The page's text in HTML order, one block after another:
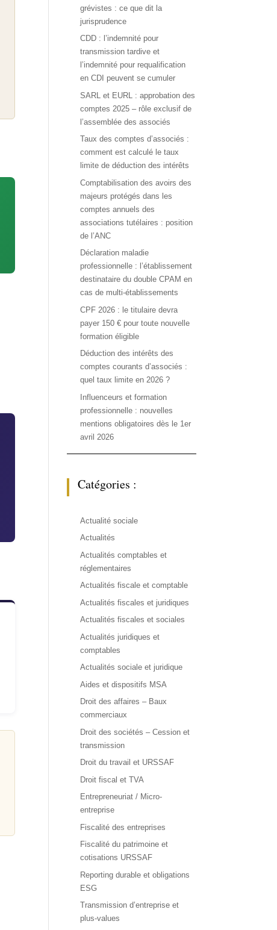
grévistes : ce que dit la
jurisprudence
CDD : l’indemnité pour
transmission tardive et
l’indemnité pour requalification
en CDI peuvent se cumuler
SARL et EURL : approbation des
comptes 2025 – rôle exclusif de
l’assemblée des associés
Taux des comptes d’associés :
comment est calculé le taux
limite de déduction des intérêts
Comptabilisation des avoirs des
majeurs protégés dans les
comptes annuels des
associations tutélaires : position
de l’ANC
Déclaration maladie
professionnelle : l’établissement
destinataire du double CPAM en
cas de multi-établissements
CPF 2026 : le titulaire devra
payer 150 € pour toute nouvelle
formation éligible
Déduction des intérêts des
comptes courants d’associés :
quel taux limite en 2026 ?
Influenceurs et formation
professionnelle : nouvelles
mentions obligatoires dès le 1er
avril 2026
Catégories :
Actualité sociale
Actualités
Actualités comptables et
réglementaires
Actualités fiscale et comptable
Actualités fiscales et juridiques
Actualités fiscales et sociales
Actualités juridiques et
comptables
Actualités sociale et juridique
Aides et dispositifs MSA
Droit des affaires – Baux
commerciaux
Droit des sociétés – Cession et
transmission
Droit du travail et URSSAF
Droit fiscal et TVA
Entrepreneuriat / Micro-
entreprise
Fiscalité des entreprises
Fiscalité du patrimoine et
cotisations URSSAF
Reporting durable et obligations
ESG
Transmission d’entreprise et
plus-values